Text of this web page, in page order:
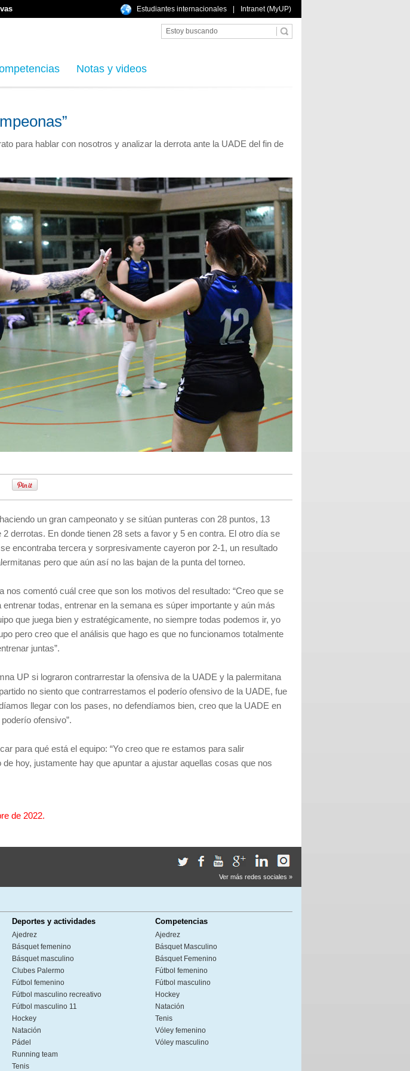
Estudiantes internacionales Intranet (MyUP)
Notas y videos
para hablar con nosotros y analizar la derrota ante la UADE del fin de
un gran campeonato y se sitúan punteras con 28 puntos, 13
derrotas. En donde tienen 28 sets a favor y 5 en contra. El otro día se
encontraba tercera y sorpresivamente cayeron por 2-1, un resultado
pero que aún así no las bajan de la punta del torneo.
nos comentó cuál cree que son los motivos del resultado: “Creo que se
todas, entrenar en la semana es súper importante y aún más
que juega bien y estratégicamente, no siempre todas podemos ir, yo
pero creo que el análisis que hago es que no funcionamos totalmente
juntas”.
UP si lograron contrarrestar la ofensiva de la UADE y la palermitana
no siento que contrarrestamos el poderío ofensivo de la UADE, fue
llegar con los pases, no defendíamos bien, creo que la UADE en
ofensivo”.
para qué está el equipo: “Yo creo que re estamos para salir
hoy, justamente hay que apuntar a ajustar aquellas cosas que nos
de 2022.
Ver más redes sociales »
Deportes y actividades
Ajedrez
Básquet femenino
Básquet masculino
Clubes Palermo
Fútbol femenino
Fútbol masculino recreativo
Fútbol masculino 11
Hockey
Natación
Pádel
Running team
Tenis
Competencias
Ajedrez
Básquet Masculino
Básquet Femenino
Fútbol femenino
Fútbol masculino
Hockey
Natación
Tenis
Vóley femenino
Vóley masculino